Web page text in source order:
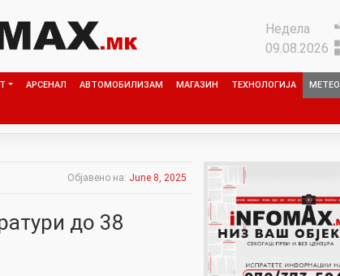
Недела
09.08.2026
АРСЕНАЛ АВТОМОБИЛИЗАМ МАГАЗИН ТЕХНОЛОГИЈА МЕТЕО
Објавено на: June 8, 2025
до 38